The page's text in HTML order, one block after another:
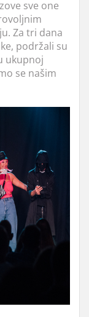
sve one
Za tri dana
podržali su
ukupnoj
se našim